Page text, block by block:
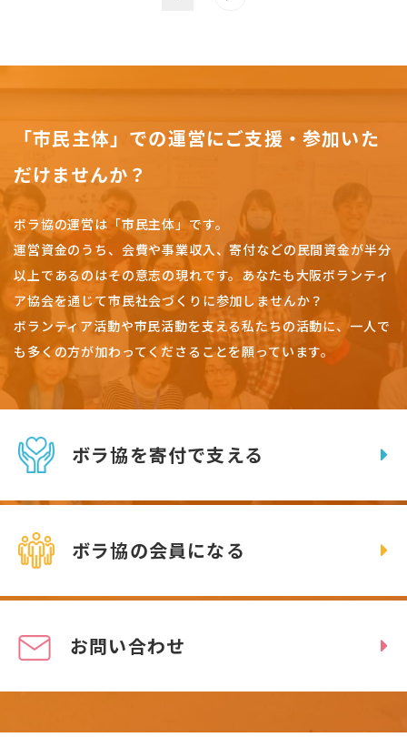
「市民主体」での運営にご支援・参加いた
だけませんか？
ボラ協の運営は「市民主体」です。
運営資金のうち、会費や事業収入、寄付などの民間資金が半分
以上であるのはその意志の現れです。 あなたも大阪ボランティ
ア協会を通じて市民社会づくりに参加しませんか？
ボランティア活動や市民活動を支える私たちの活動に、一人で
も多くの方が加わってくださることを願っています。
ボラ協を寄付で支える
ボラ協の会員になる
お問い合わせ